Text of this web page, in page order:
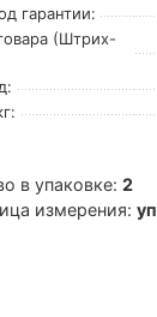
гарантии:
(Штрих-
в упаковке: 2
измерения: